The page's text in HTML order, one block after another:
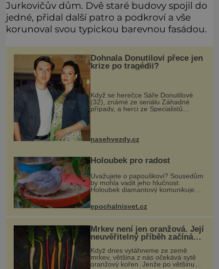
Jurkovičův dům. Dvě staré budovy spojil do
jedné, přidal další patro a podkroví a vše
korunoval svou typickou barevnou fasádou.
Dohnala Donutilovi přece jen
krize po tragédii?
Když se herečce Sáře Donutilové
(32), známé ze seriálu Záhadné
případy, a herci ze Specialistů
nasehvezdy.cz
Holoubek pro radost
Uvažujete o papouškovi? Sousedům
by mohla vadit jeho hlučnost.
Holoubek diamantový komunikuje
roztomilý a hodí se i pro chovatele
začátečníky. Jedná se o nenároč
epochalnisvet.cz
Mrkev není jen oranžová. Její
neuvěřitelný příběh začíná
Když dnes vytáhneme ze země
mrkev, většina z nás očekává sytě
oranžový kořen. Jenže po většinu